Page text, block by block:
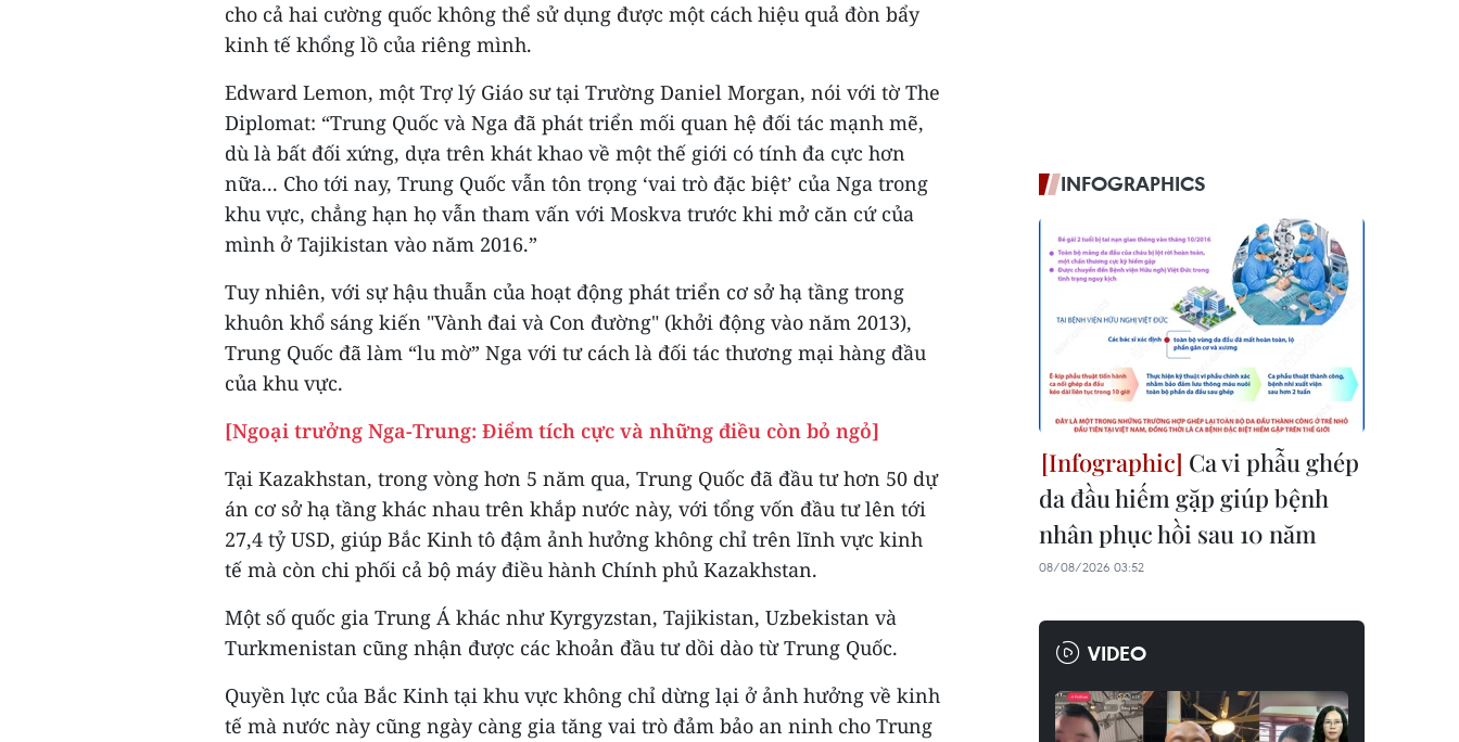
cho cả hai cường quốc không thể sử dụng được một cách hiệu quả đòn bẩy
kinh tế khổng lồ của riêng mình.
Edward Lemon, một Trợ lý Giáo sư tại Trường Daniel Morgan, nói với tờ The
Diplomat: “Trung Quốc và Nga đã phát triển mối quan hệ đối tác mạnh mẽ,
dù là bất đối xứng, dựa trên khát khao về một thế giới có tính đa cực hơn
nữa... Cho tới nay, Trung Quốc vẫn tôn trọng ‘vai trò đặc biệt’ của Nga trong
khu vực, chẳng hạn họ vẫn tham vấn với Moskva trước khi mở căn cứ của
mình ở Tajikistan vào năm 2016.”
Tuy nhiên, với sự hậu thuẫn của hoạt động phát triển cơ sở hạ tầng trong
khuôn khổ sáng kiến "Vành đai và Con đường" (khởi động vào năm 2013),
Trung Quốc đã làm “lu mờ” Nga với tư cách là đối tác thương mại hàng đầu
của khu vực.
[Ngoại trưởng Nga-Trung: Điểm tích cực và những điều còn bỏ ngỏ]
Tại Kazakhstan, trong vòng hơn 5 năm qua, Trung Quốc đã đầu tư hơn 50 dự
án cơ sở hạ tầng khác nhau trên khắp nước này, với tổng vốn đầu tư lên tới
27,4 tỷ USD, giúp Bắc Kinh tô đậm ảnh hưởng không chỉ trên lĩnh vực kinh
tế mà còn chi phối cả bộ máy điều hành Chính phủ Kazakhstan.
Một số quốc gia Trung Á khác như Kyrgyzstan, Tajikistan, Uzbekistan và
Turkmenistan cũng nhận được các khoản đầu tư dồi dào từ Trung Quốc.
Quyền lực của Bắc Kinh tại khu vực không chỉ dừng lại ở ảnh hưởng về kinh
tế mà nước này cũng ngày càng gia tăng vai trò đảm bảo an ninh cho Trung
INFOGRAPHICS
Ca vi phẫu ghép
da đầu hiếm gặp giúp bệnh
nhân phục hồi sau 10 năm
08/08/2026 03:52
VIDEO